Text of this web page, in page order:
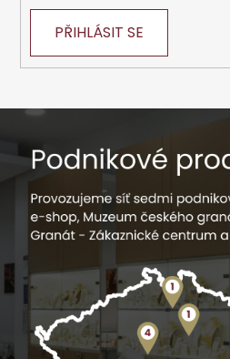
PŘIHLÁSIT SE